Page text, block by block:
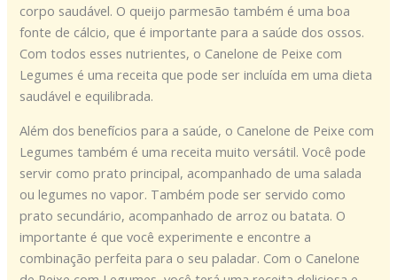
corpo saudável. O queijo parmesão também é uma boa
fonte de cálcio, que é importante para a saúde dos ossos.
Com todos esses nutrientes, o Canelone de Peixe com
Legumes é uma receita que pode ser incluída em uma dieta
saudável e equilibrada.
Além dos benefícios para a saúde, o Canelone de Peixe com
Legumes também é uma receita muito versátil. Você pode
servir como prato principal, acompanhado de uma salada
ou legumes no vapor. Também pode ser servido como
prato secundário, acompanhado de arroz ou batata. O
importante é que você experimente e encontre a
combinação perfeita para o seu paladar. Com o Canelone